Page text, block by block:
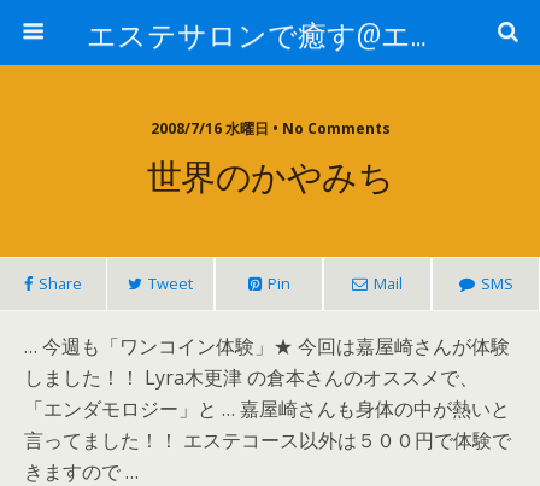
エステサロンで癒す@エステ～全国エステ情報
2008/7/16 水曜日 • No Comments
世界のかやみち
Share Tweet Pin Mail SMS
… 今週も「ワンコイン体験」★ 今回は嘉屋崎さんが体験
しました！！ Lyra木更津 の倉本さんのオススメで、
「エンダモロジー」と … 嘉屋崎さんも身体の中が熱いと
言ってました！！ エステコース以外は５００円で体験で
きますので …